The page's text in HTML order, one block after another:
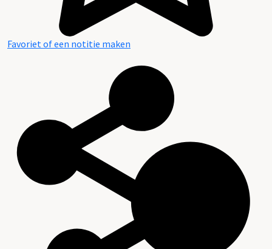
Favoriet of een notitie maken